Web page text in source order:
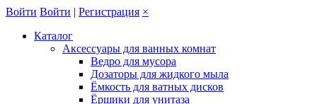
Войти Войти | Регистрация ×
Каталог
Аксессуары для ванных комнат
Ведро для мусора
Дозаторы для жидкого мыла
Ёмкость для ватных дисков
Ёршики для унитаза